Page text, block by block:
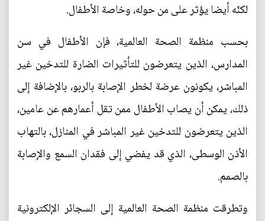
لكنّه أيضا يؤثر على من حوله، وخاصة الأطفال.
بحسب منظمة الصحة العالمية، فإن الأطفال في سن
المدارس، الذين يتعرضون للتأثيرات الضارة للتدخين غير
المباشر، يكونون عرضة لخطر الإصابة بالربو، بالإضافة إلى
ذلك، يمكن أن يصاب الأطفال ممن تقل أعمارهم عن عامين،
الذين يتعرضون للتدخين غير المباشر في المنازل، بالتهاب
الأذن الوسطى، الذي قد يفضي إلى فقدان السمع والإصابة
بالصمم.
وتطرقت منظمة الصحة العالمية إلى السجائر الإلكترونية